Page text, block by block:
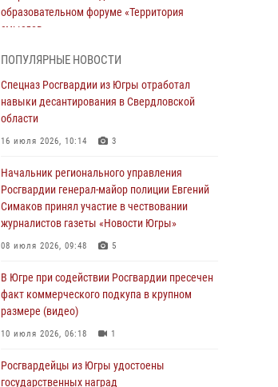
образовательном форуме «Территория
смыслов»
Ключевые события Росгвардии: итоги
недели с 27 июля по 2 августа (видео)
04 августа 2026, 09:54
от нападения дикой лисы в Алтайском крае
04 августа 2026, 06:17 1
Росгвардия обеспечила безопасность
открытия Всероссийских соревнований
ВДВ в столице Югры
03 августа 2026, 09:21 1
Росгвардия противодействует БПЛА ВСУ на
03 августа 2026, 05:29 2
ПОПУЛЯРНЫЕ НОВОСТИ
Спецназ Росгвардии из Югры отработал
навыки десантирования в Свердловской
области
16 июля 2026, 10:14 3
Начальник регионального управления
Росгвардии генерал-майор полиции Евгений
Симаков принял участие в чествовании
журналистов газеты «Новости Югры»
08 июля 2026, 09:48 5
В Югре при содействии Росгвардии пресечен
факт коммерческого подкупа в крупном
размере (видео)
10 июля 2026, 06:18 1
Росгвардейцы из Югры удостоены
государственных наград